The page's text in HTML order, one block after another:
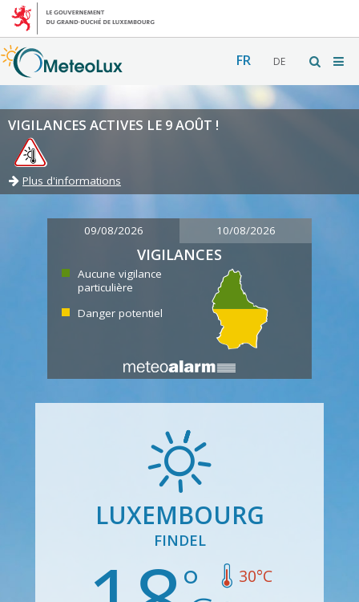
FR DE
VIGILANCES ACTIVES LE 9 AOÛT !
Plus d'informations
09/08/2026 10/08/2026
VIGILANCES
Aucune vigilance
particulière
Danger potentiel
LUXEMBOURG
FINDEL
30°C